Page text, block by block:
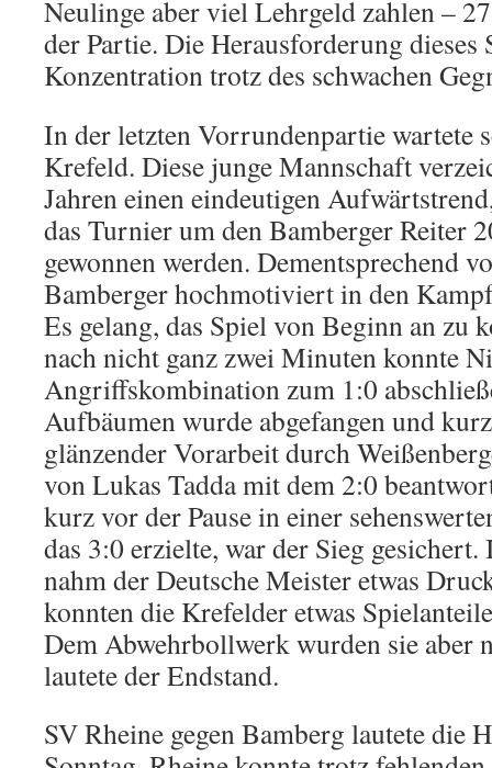
Neulinge aber viel Lehrgeld zahlen –
der Partie. Die Herausforderung dieses
Konzentration trotz des schwachen
In der letzten Vorrundenpartie wartete
Krefeld. Diese junge Mannschaft
Jahren einen eindeutigen
das Turnier um den Bamberger Reiter
gewonnen werden. Dementsprechend
Bamberger hochmotiviert in den
Es gelang, das Spiel von Beginn an zu
nach nicht ganz zwei Minuten konnte
Angriffskombination zum 1:0
Aufbäumen wurde abgefangen und
glänzender Vorarbeit durch
von Lukas Tadda mit dem 2:0
kurz vor der Pause in einer
das 3:0 erzielte, war der Sieg
nahm der Deutsche Meister etwas
konnten die Krefelder etwas
Dem Abwehrbollwerk wurden sie aber
lautete der Endstand.
SV Rheine gegen Bamberg lautete die